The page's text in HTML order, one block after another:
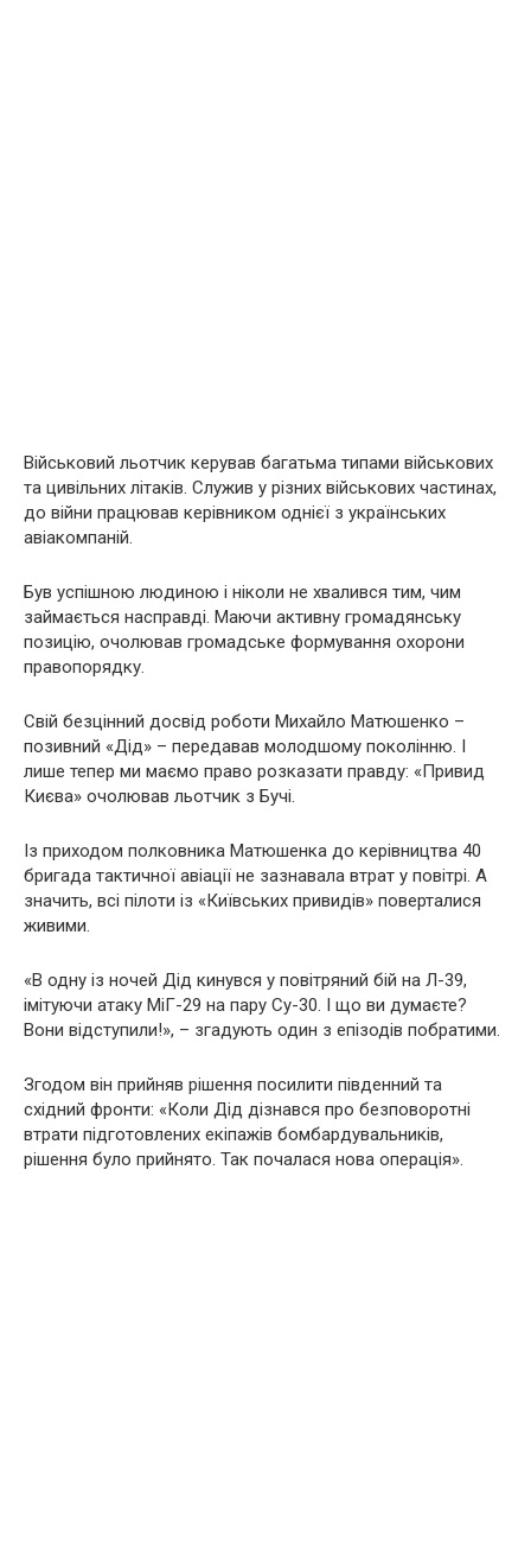
Військовий льотчик керував багатьма типами військових
та цивільних літаків. Служив у різних військових частинах,
до війни працював керівником однієї з українських
авіакомпаній.
Був успішною людиною і ніколи не хвалився тим, чим
займається насправді. Маючи активну громадянську
позицію, очолював громадське формування охорони
правопорядку.
Свій безцінний досвід роботи Михайло Матюшенко –
позивний «Дід» – передавав молодшому поколінню. І
лише тепер ми маємо право розказати правду: «Привид
Києва» очолював льотчик з Бучі.
Із приходом полковника Матюшенка до керівництва 40
бригада тактичної авіації не зазнавала втрат у повітрі. А
значить, всі пілоти із «Київських привидів» поверталися
живими.
«В одну із ночей Дід кинувся у повітряний бій на Л-39,
імітуючи атаку МіГ-29 на пару Су-30. І що ви думаєте?
Вони відступили!», – згадують один з епізодів побратими.
Згодом він прийняв рішення посилити південний та
східний фронти: «Коли Дід дізнався про безповоротні
втрати підготовлених екіпажів бомбардувальників,
рішення було прийнято. Так почалася нова операція».